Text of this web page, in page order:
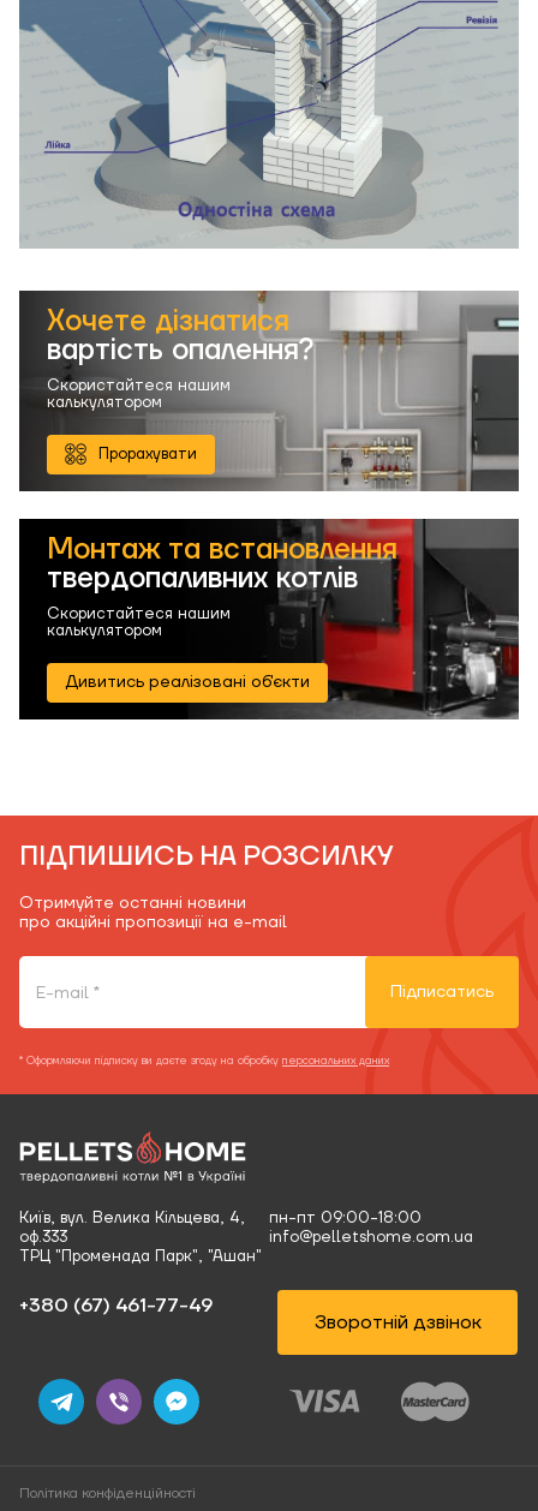
Хочете дізнатися
вартість опалення?
Скористайтеся нашим
калькулятором
Прорахувати
Монтаж та встановлення
твердопаливних котлів
Скористайтеся нашим
калькулятором
Дивитись реалізовані об'єкти
ПІДПИШИСЬ НА РОЗСИЛКУ
Отримуйте останні новини
про акційні пропозиції на e-mail
Підписатись
* Оформляючи підписку ви даєте згоду на обробку персональних даних
Київ, вул. Велика Кільцева, 4,
оф.333
ТРЦ "Променада Парк", "Ашан"
пн-пт 09:00-18:00
info@pelletshome.com.ua
+380 (67) 461-77-49‬
Зворотній дзвінок
Політика конфіденційності